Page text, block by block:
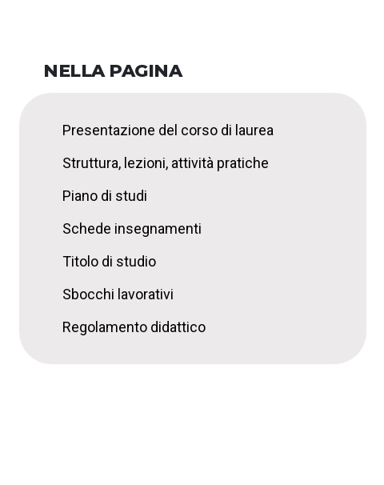
NELLA PAGINA
Presentazione del corso di laurea
Struttura, lezioni, attività pratiche
Piano di studi
Schede insegnamenti
Titolo di studio
Sbocchi lavorativi
Regolamento didattico